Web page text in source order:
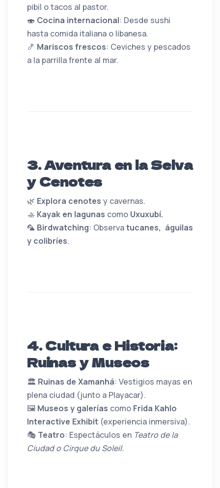
pibil o tacos al pastor.
🍣 Cocina internacional: Desde sushi
hasta comida italiana o libanesa.
🍤 Mariscos frescos: Ceviches y pescados
a la parrilla frente al mar.
3. Aventura en la Selva
y Cenotes
🌿 Explora cenotes y cavernas.
🚣 Kayak en lagunas como Uxuxubí.
🦜 Birdwatching: Observatucanes, águilas
y colibríes.
4. Cultura e Historia:
Ruinas y Museos
🏛️ Ruinas de Xamanhá: Vestigios mayas en
plena ciudad (junto a Playacar).
🖼️ Museos y galerías como Frida Kahlo
Interactive Exhibit (experiencia inmersiva).
🎭 Teatro: Espectáculos en Teatro de la
Ciudad o Cirque du Soleil.